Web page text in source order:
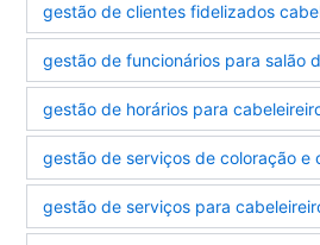
gestão de clientes fidelizados
gestão de funcionários para salão
gestão de horários para
gestão de serviços de coloração e
gestão de serviços para